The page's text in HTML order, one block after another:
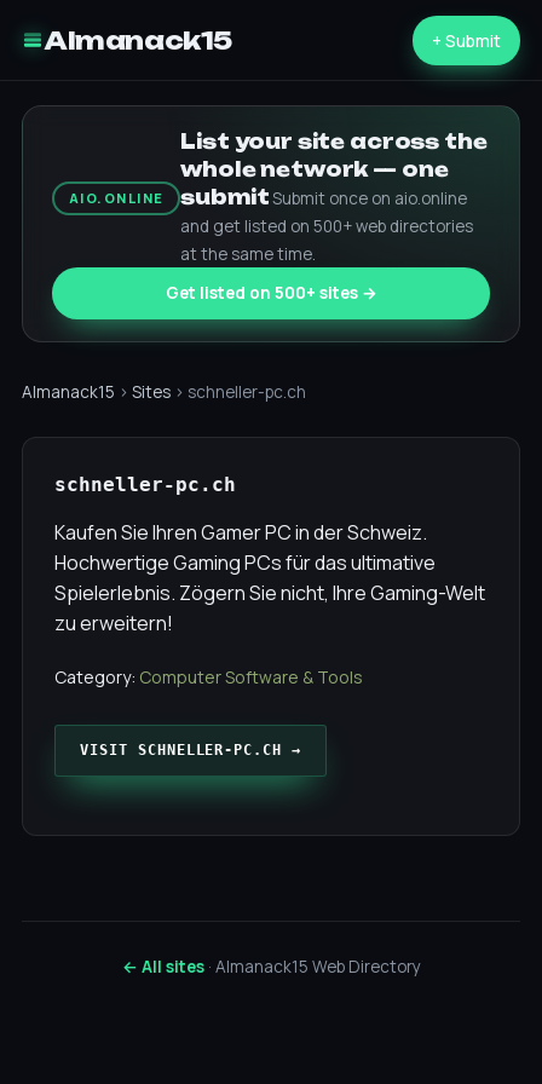
Almanack15 + Submit
AIO.ONLINE
List your site across the
whole network — one
submitSubmit once on aio.online
and get listed on 500+ web directories
at the same time.
Get listed on 500+ sites →
Almanack15 › Sites › schneller-pc.ch
schneller-pc.ch
Kaufen Sie Ihren Gamer PC in der Schweiz.
Hochwertige Gaming PCs für das ultimative
Spielerlebnis. Zögern Sie nicht, Ihre Gaming-Welt
zu erweitern!
Category: Computer Software & Tools
VISIT SCHNELLER-PC.CH →
← All sites· Almanack15 Web Directory